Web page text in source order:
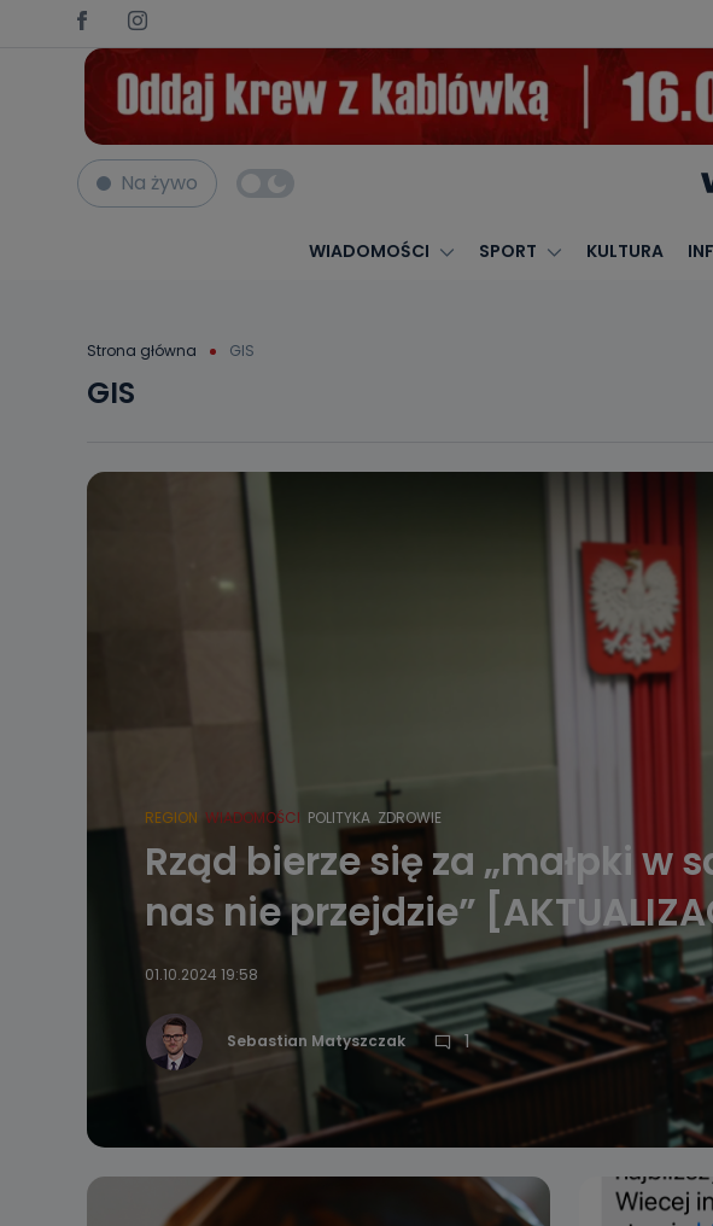
Na żywo
WIADOMOŚCI SPORT KULTURA
Strona główna GIS
GIS
REGION WIADOMOŚCI POLITYKA ZDROWIE
Rząd bierze się za „małpki w
nas nie przejdzie”
01.10.2024 19:58
Sebastian Matyszczak 1